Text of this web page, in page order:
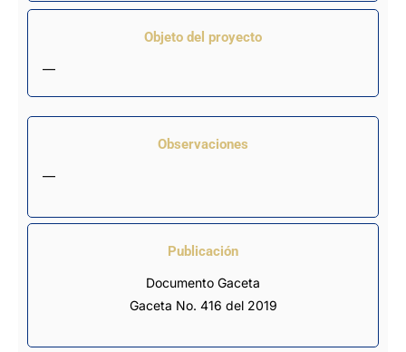
Objeto del proyecto
—
Observaciones
—
Publicación
Documento Gaceta
Gaceta No. 416 del 2019